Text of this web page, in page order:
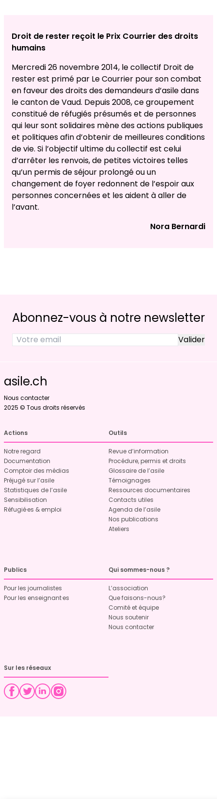
Droit de rester reçoit le Prix Courrier des droits
humains
Mercredi 26 novembre 2014, le collectif Droit de
rester est primé par Le Courrier pour son combat
en faveur des droits des demandeurs d’asile dans
le canton de Vaud. Depuis 2008, ce groupement
constitué de réfugiés présumés et de personnes
qui leur sont solidaires mène des actions publiques
et politiques afin d’obtenir de meilleures conditions
de vie. Si l’objectif ultime du collectif est celui
d’arrêter les renvois, de petites victoires telles
qu’un permis de séjour prolongé ou un
changement de foyer redonnent de l’espoir aux
personnes concernées et les aident à aller de
l’avant.
Nora Bernardi
Abonnez-vous à notre newsletter
asile.ch
Nous contacter
2025 © Tous droits réservés
Actions
Notre regard
Documentation
Comptoir des médias
Préjugé sur l’asile
Statistiques de l’asile
Sensibilisation
Réfugié·es & emploi
Outils
Revue d’information
Procédure, permis et droits
Glossaire de l’asile
Témoignages
Ressources documentaires
Contacts utiles
Agenda de l’asile
Nos publications
Ateliers
Publics
Pour les journalistes
Pour les enseignant·es
Qui sommes-nous ?
L’association
Que faisons-nous?
Comité et équipe
Nous soutenir
Nous contacter
Sur les réseaux